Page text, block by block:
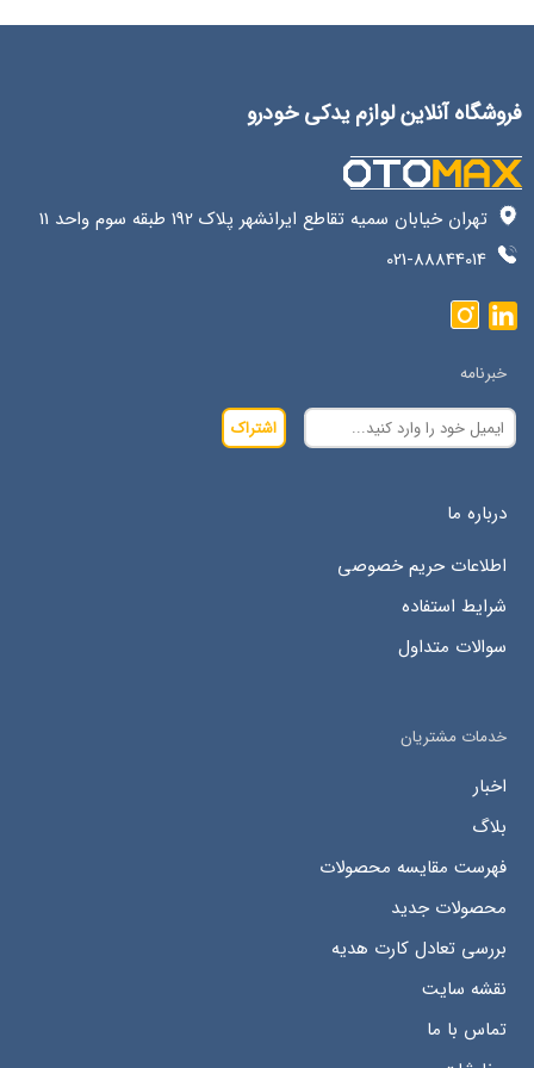
فروشگاه آنلاین لوازم یدکی خودرو
تهران خیابان سمیه تقاطع ایرانشهر پلاک 192 طبقه سوم واحد 11
021-88844014
خبرنامه
اشتراک
درباره ما
اطلاعات حریم خصوصی
شرایط استفاده
سوالات متداول
خدمات مشتریان
اخبار
بلاگ
فهرست مقایسه محصولات
محصولات جدید
بررسی تعادل کارت هدیه
نقشه سایت
تماس با ما